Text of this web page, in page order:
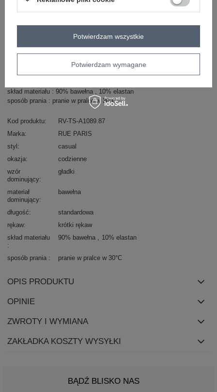
ZALOGUJ SIĘ I ZOBACZ CENĘ
Masz pytanie? Chętnie pomożemy.
+48 601 547 740 Zadaj pytanie
skład materiału : 90% bawełna , 10% elastan
sposób prania : pranie w pralce w 30°C
Kod produktu
RV-TS-A1089.87
Marka
RUE PARIS
styl
casual
okazja
codzienne
wzór
dominujący
gładki
materiał
dominujący
bawełna
długość
standardowa
rękaw
krótki rękaw
skład materiału
90% bawełna 10% elastan
sposób prania pranie w pralce w 30°C
OPIS PRODUKTU
OPINIE
ZWROTY I WYMIANA
ZAKŁADKA KOSZTY WYSYŁKI
BĄDŹ BLISKO NAS
Potwierdzam wymagane
Potwierdzam wszystkie